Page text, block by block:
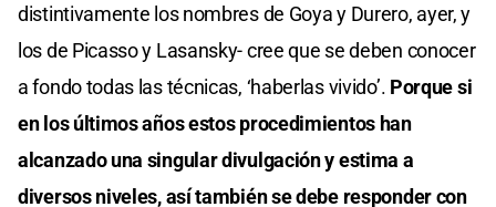
distintivamente los nombres de Goya y Durero, ayer, y
los de Picasso y Lasansky- cree que se deben conocer
a fondo todas las técnicas, ‘haberlas vivido’. Porque si
en los últimos años estos procedimientos han
alcanzado una singular divulgación y estima a
diversos niveles, así también se debe responder con